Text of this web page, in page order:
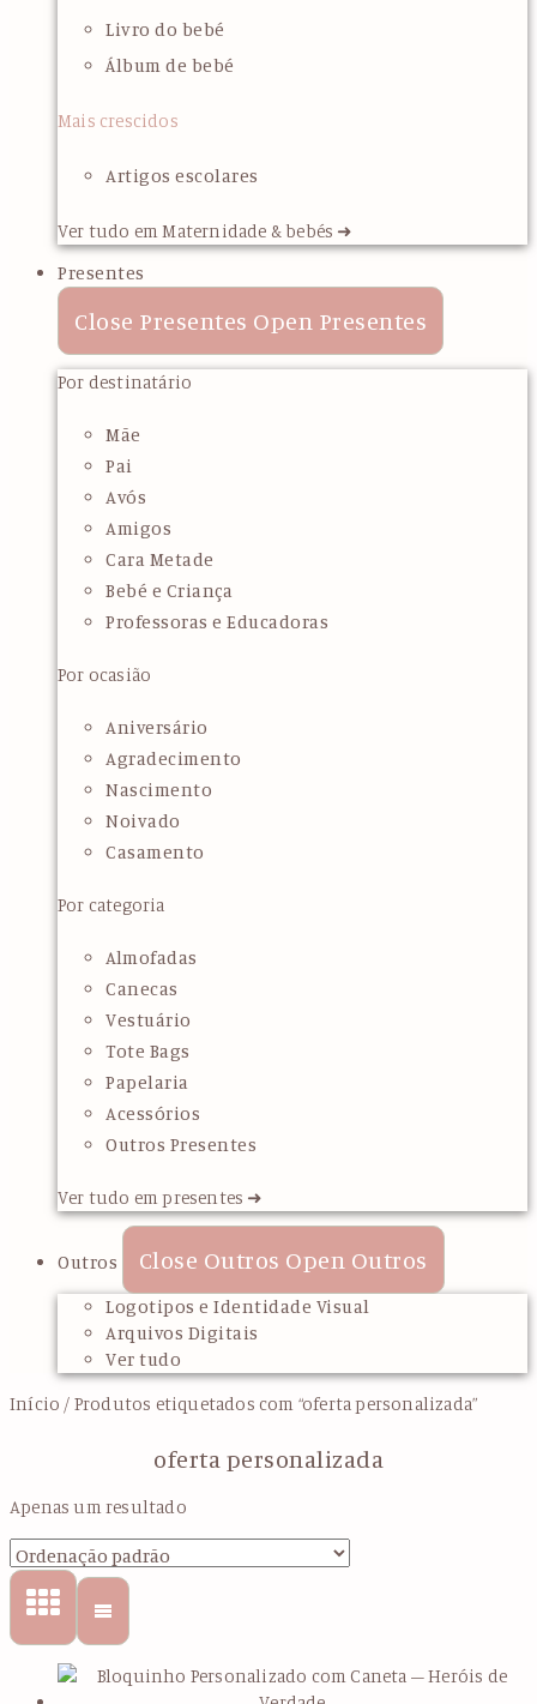
Livro do bebé
Álbum de bebé
Mais crescidos
Artigos escolares
Ver tudo em Maternidade & bebés ➜
Presentes
Close Presentes Open Presentes
Por destinatário
Mãe
Pai
Avós
Amigos
Cara Metade
Bebé e Criança
Professoras e Educadoras
Por ocasião
Aniversário
Agradecimento
Nascimento
Noivado
Casamento
Por categoria
Almofadas
Canecas
Vestuário
Tote Bags
Papelaria
Acessórios
Outros Presentes
Ver tudo em presentes ➜
Outros Close Outros Open Outros
Logotipos e Identidade Visual
Arquivos Digitais
Ver tudo
Início / Produtos etiquetados com “oferta personalizada”
oferta personalizada
Apenas um resultado